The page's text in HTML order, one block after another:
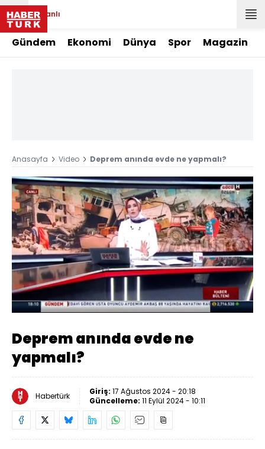
Canlı
Gündem Ekonomi Dünya Spor Magazin
Anasayfa Video Deprem anında evde ne yapmalı?
Sesi
Aç
Yüklendi:
14.06%
Oynatma
Hızı
Deprem anında evde ne
yapmalı?
Habertürk Giriş: 17 Ağustos 2024 - 20:18
Güncelleme: 11 Eylül 2024 - 10:11